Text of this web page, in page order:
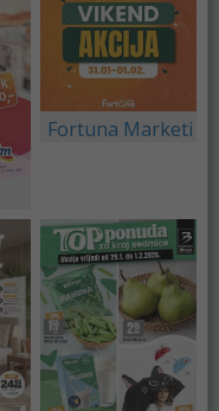
Fortuna Marketi